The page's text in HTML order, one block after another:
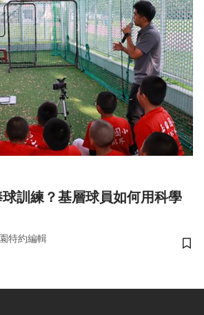
訓練？基層球員如何用科學
特約編輯
儲